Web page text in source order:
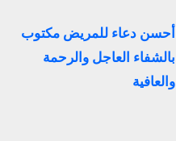
أحسن دعاء للمريض مكتوب
بالشفاء العاجل والرحمة
والعافية